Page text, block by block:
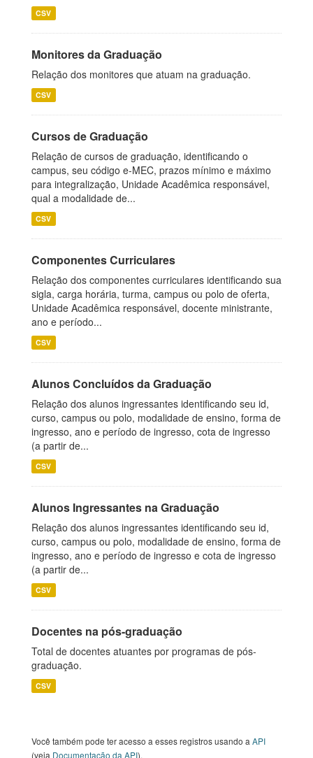
CSV
Monitores da Graduação
Relação dos monitores que atuam na graduação.
CSV
Cursos de Graduação
Relação de cursos de graduação, identificando o
campus, seu código e-MEC, prazos mínimo e máximo
para integralização, Unidade Acadêmica responsável,
qual a modalidade de...
CSV
Componentes Curriculares
Relação dos componentes curriculares identificando sua
sigla, carga horária, turma, campus ou polo de oferta,
Unidade Acadêmica responsável, docente ministrante,
ano e período...
CSV
Alunos Concluídos da Graduação
Relação dos alunos ingressantes identificando seu id,
curso, campus ou polo, modalidade de ensino, forma de
ingresso, ano e período de ingresso, cota de ingresso
(a partir de...
CSV
Alunos Ingressantes na Graduação
Relação dos alunos ingressantes identificando seu id,
curso, campus ou polo, modalidade de ensino, forma de
ingresso, ano e período de ingresso e cota de ingresso
(a partir de...
CSV
Docentes na pós-graduação
Total de docentes atuantes por programas de pós-
graduação.
CSV
Você também pode ter acesso a esses registros usando a API
(veja Documentação da API).